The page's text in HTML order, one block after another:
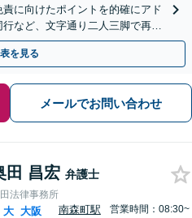
に向けたポイントを的確にアド
など、文字通り二人三脚で再出
・休日・夜間面談可】
を見る
メールでお問い合わせ
田 昌宏 弁護士
法律事務所
大 大阪
南森町駅
営業時間：08:30~